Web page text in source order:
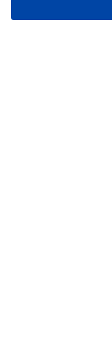
Santa Lucia